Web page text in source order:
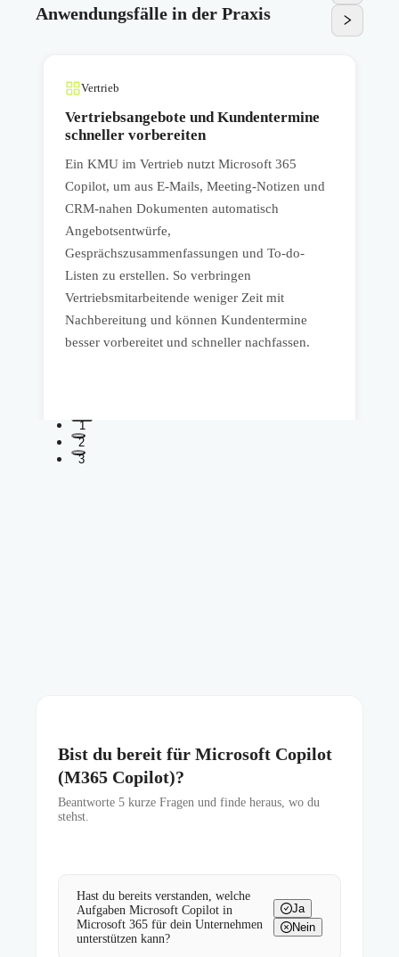
Anwendungsfälle in der Praxis
Vertrieb
Vertriebsangebote und Kundentermine
schneller vorbereiten
Ein KMU im Vertrieb nutzt Microsoft 365
Copilot, um aus E-Mails, Meeting-Notizen und
CRM-nahen Dokumenten automatisch
Angebotsentwürfe,
Gesprächszusammenfassungen und To-do-
Listen zu erstellen. So verbringen
Vertriebsmitarbeitende weniger Zeit mit
Nachbereitung und können Kundentermine
besser vorbereitet und schneller nachfassen.
1
2
3
Bist du bereit für Microsoft Copilot
(M365 Copilot)?
Beantworte 5 kurze Fragen und finde heraus, wo du
stehst.
Hast du bereits verstanden, welche
Aufgaben Microsoft Copilot in
Microsoft 365 für dein Unternehmen
unterstützen kann?
Ja
Nein